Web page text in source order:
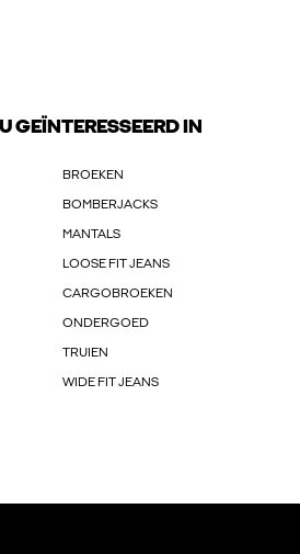
GEÏNTERESSEERD IN
BROEKEN
BOMBERJACKS
MANTALS
LOOSE FIT JEANS
CARGOBROEKEN
ONDERGOED
TRUIEN
WIDE FIT JEANS